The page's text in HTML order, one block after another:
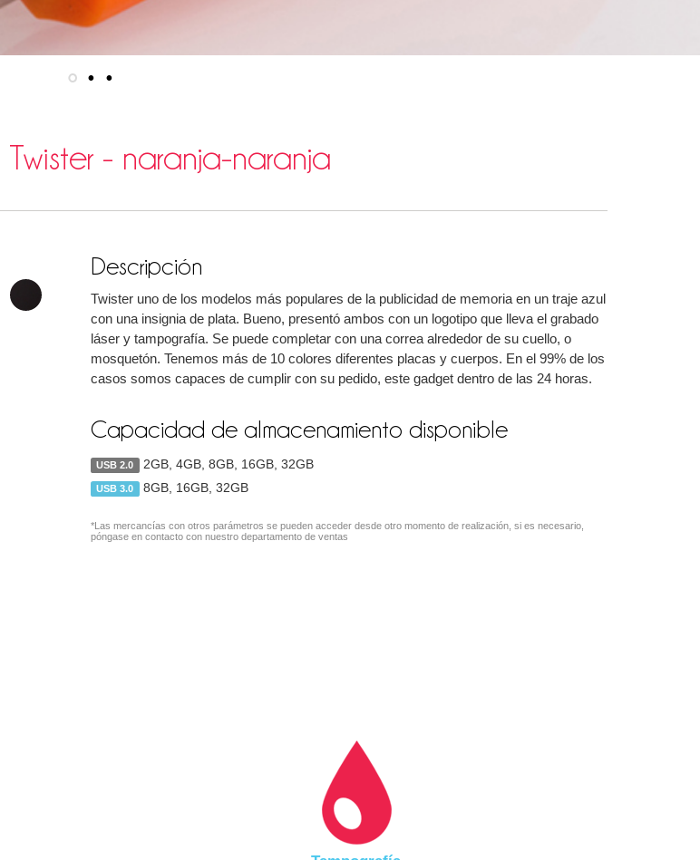
- naranja-naranja
Descripción
Twister uno de los modelos más populares de la publicidad de memoria en un traje azul
con una insignia de plata. Bueno, presentó ambos con un logotipo que lleva el grabado
láser y tampografía. Se puede completar con una correa alrededor de su cuello, o
mosquetón. Tenemos más de 10 colores diferentes placas y cuerpos. En el 99% de los
casos somos capaces de cumplir con su pedido, este gadget dentro de las 24 horas.
Capacidad de almacenamiento disponible
USB 2.0 2GB, 4GB, 8GB, 16GB, 32GB
USB 3.0 8GB, 16GB, 32GB
*Las mercancías con otros parámetros se pueden acceder desde otro momento de realización, si es necesario,
póngase en contacto con nuestro departamento de ventas